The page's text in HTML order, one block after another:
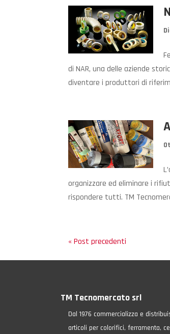
di NAR, una delle aziende
diventare i produttori di
organizzare ed eliminare i
rispondere tutti. TM
« Post precedenti
TM Tecnomercato srl
Dal 1976 commercializza e
articoli per colorifici, ferramenta,